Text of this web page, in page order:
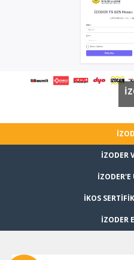
İZODER
İZODER'E
İKOS
İZODER